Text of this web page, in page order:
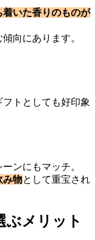
いた香りのものが
向にあります。
トとしても好印象
ンにもマッチ。
み物として重宝され
ぶメリット